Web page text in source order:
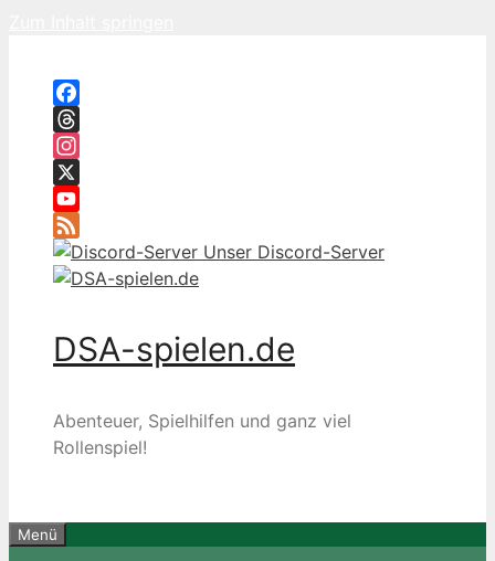
Facebook
Threads
Instagram
X
YouTube
Feed
Unser Discord-Server
DSA-spielen.de
Abenteuer, Spielhilfen und ganz viel
Rollenspiel!
Menü